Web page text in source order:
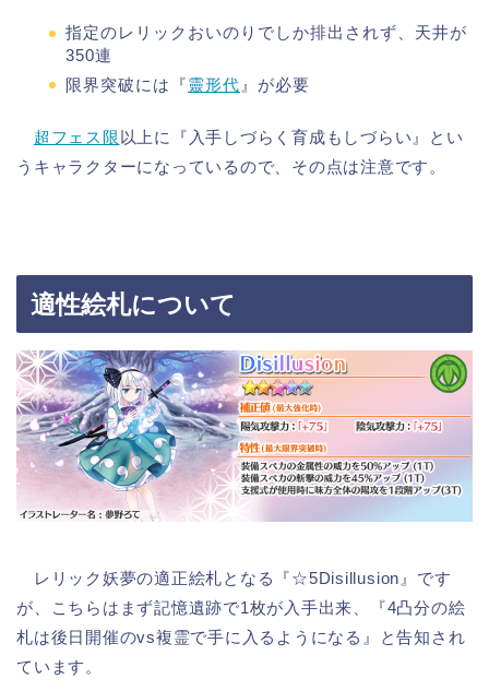
指定のレリックおいのりでしか排出されず、天井が
350連
限界突破には『靈形代 』が必要
超フェス限 以上に『入手しづらく育成もしづらい』とい
うキャラクターになっているので、その点は注意です。
適性絵札について
レリック妖夢の適正絵札となる『☆5Disillusion』です
が、こちらはまず記憶遺跡で1枚が入手出来、『4凸分の絵
札は後日開催のvs複霊で手に入るようになる』と告知され
ています。